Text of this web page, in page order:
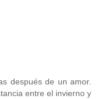
después de un amor.
entre el invierno y